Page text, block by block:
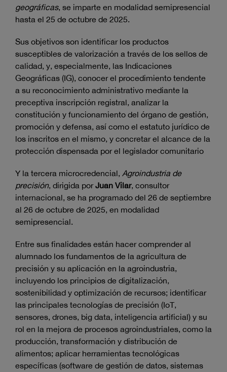
geográficas, se imparte en modalidad semipresencial
hasta el 25 de octubre de 2025.
Sus objetivos son identificar los productos
susceptibles de valorización a través de los sellos de
calidad, y, especialmente, las Indicaciones
Geográficas (IG), conocer el procedimiento tendente
a su reconocimiento administrativo mediante la
preceptiva inscripción registral, analizar la
constitución y funcionamiento del órgano de gestión,
promoción y defensa, así como el estatuto jurídico de
los inscritos en el mismo, y concretar el alcance de la
protección dispensada por el legislador comunitario
Y la tercera microcredencial, Agroindustria de
precisión, dirigida porJuan Vilar, consultor
internacional, se ha programado del 26 de septiembre
al 26 de octubre de 2025, en modalidad
semipresencial.
Entre sus finalidades están hacer comprender al
alumnado los fundamentos de la agricultura de
precisión y su aplicación en la agroindustria,
incluyendo los principios de digitalización,
sostenibilidad y optimización de recursos; identificar
las principales tecnologías de precisión (IoT,
sensores, drones, big data, inteligencia artificial) y su
rol en la mejora de procesos agroindustriales, como la
producción, transformación y distribución de
alimentos; aplicar herramientas tecnológicas
específicas (software de gestión de datos, sistemas